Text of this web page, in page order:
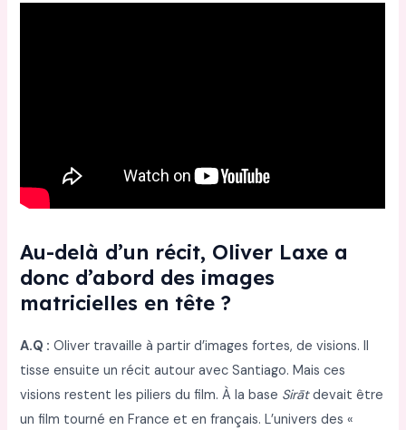
Au-delà d’un récit, Oliver Laxe a
donc d’abord des images
matricielles en tête ?
A.Q : Oliver travaille à partir d’images fortes, de visions. Il
tisse ensuite un récit autour avec Santiago. Mais ces
visions restent les piliers du film. À la base Sirātdevait être
un film tourné en France et en français. L’univers des «